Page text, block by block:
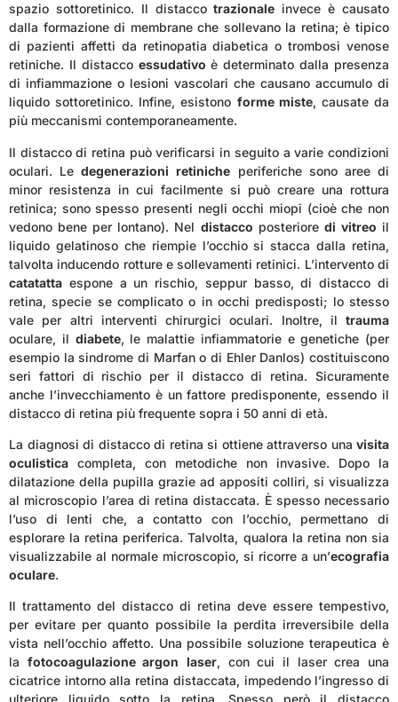
spazio sottoretinico. Il distaccotrazionale invece è causato
dalla formazione di membrane che sollevano la retina; è tipico
di pazienti affetti da retinopatia diabetica o trombosi venose
retiniche. Il distacco essudativo è determinato dalla presenza
di infiammazione o lesioni vascolari che causano accumulo di
liquido sottoretinico. Infine, esistono forme miste, causate da
più meccanismi contemporaneamente.
Il distacco di retina può verificarsi in seguito a varie condizioni
oculari. Ledegenerazioni retiniche periferiche sono aree di
minor resistenza in cui facilmente si può creare una rottura
retinica; sono spesso presenti negli occhi miopi (cioè che non
vedono bene per lontano). Nel distacco posteriore di vitreo il
liquido gelatinoso che riempie l’occhio si stacca dalla retina,
talvolta inducendo rotture e sollevamenti retinici. L’intervento di
catatatta espone a un rischio, seppur basso, di distacco di
retina, specie se complicato o in occhi predisposti; lo stesso
vale per altri interventi chirurgici oculari. Inoltre, il trauma
oculare, il diabete, le malattie infiammatorie e genetiche (per
esempio la sindrome di Marfan o di Ehler Danlos) costituiscono
seri fattori di rischio per il distacco di retina. Sicuramente
anche l’invecchiamento è un fattore predisponente, essendo il
distacco di retina più frequente sopra i 50 anni di età.
La diagnosi di distacco di retina si ottiene attraverso una visita
oculistica completa, con metodiche non invasive. Dopo la
dilatazione della pupilla grazie ad appositi colliri, si visualizza
al microscopio l’area di retina distaccata. È spesso necessario
l’uso di lenti che, a contatto con l’occhio, permettano di
esplorare la retina periferica. Talvolta, qualora la retina non sia
visualizzabile al normale microscopio, si ricorre a un’ecografia
oculare.
Il trattamento del distacco di retina deve essere tempestivo,
per evitare per quanto possibile la perdita irreversibile della
vista nell’occhio affetto. Una possibile soluzione terapeutica è
la fotocoagulazione argon laser, con cui il laser crea una
cicatrice intorno alla retina distaccata, impedendo l’ingresso di